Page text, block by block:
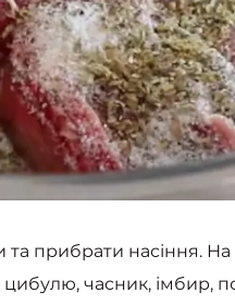
прибрати насіння. На
часник, імбир,